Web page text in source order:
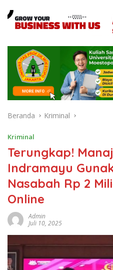
Beranda Kriminal
Kriminal
Terungkap!
Indramayu
Nasabah Rp 2
Online
Admin
Juli 10, 2025